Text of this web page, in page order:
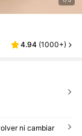
4.94 (1000+)
ni cambiar